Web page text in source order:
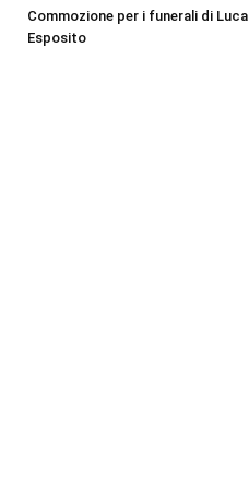
Commozione per i funerali di Luca
Esposito